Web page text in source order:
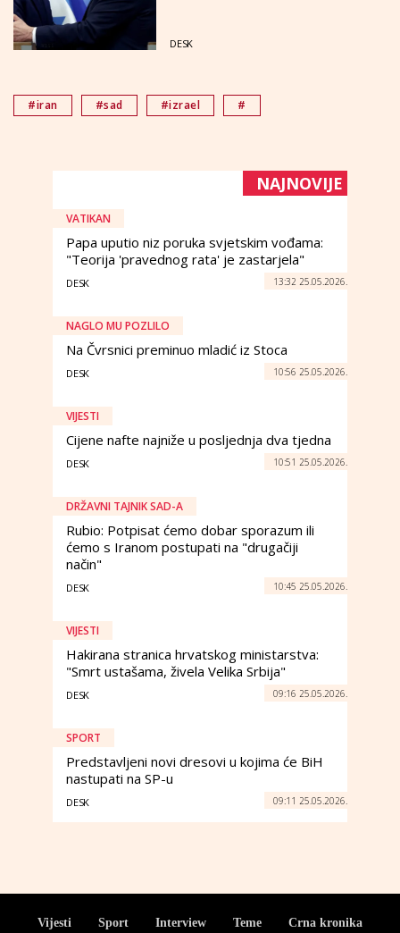
DESK
#iran #sad #izrael #
NAJNOVIJE
VATIKAN
Papa uputio niz poruka svjetskim vođama:
"Teorija 'pravednog rata' je zastarjela"
DESK 13:32 25.05.2026.
NAGLO MU POZLILO
Na Čvrsnici preminuo mladić iz Stoca
DESK 10:56 25.05.2026.
VIJESTI
Cijene nafte najniže u posljednja dva tjedna
DESK 10:51 25.05.2026.
DRŽAVNI TAJNIK SAD-A
Rubio: Potpisat ćemo dobar sporazum ili
ćemo s Iranom postupati na "drugačiji
način"
DESK 10:45 25.05.2026.
VIJESTI
Hakirana stranica hrvatskog ministarstva:
"Smrt ustašama, živela Velika Srbija"
DESK 09:16 25.05.2026.
SPORT
Predstavljeni novi dresovi u kojima će BiH
nastupati na SP-u
DESK 09:11 25.05.2026.
Vijesti Sport Interview Teme Crna kronika